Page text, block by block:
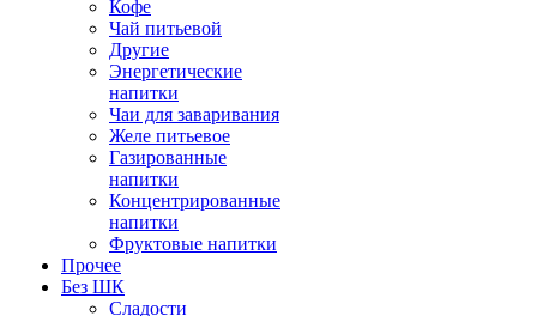
Кофе
Чай питьевой
Другие
Энергетические
напитки
Чаи для заваривания
Желе питьевое
Газированные
напитки
Концентрированные
напитки
Фруктовые напитки
Прочее
Без ШК
Сладости